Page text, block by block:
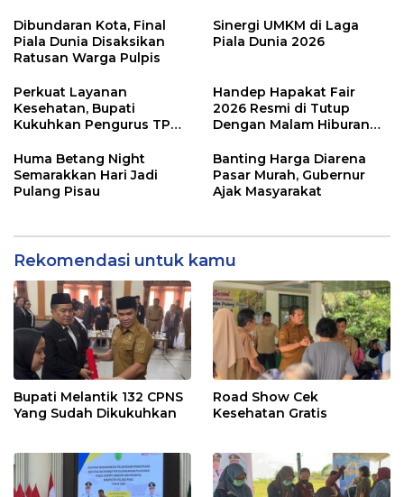
Dibundaran Kota, Final
Piala Dunia Disaksikan
Ratusan Warga Pulpis
Sinergi UMKM di Laga
Piala Dunia 2026
Perkuat Layanan
Kesehatan, Bupati
Kukuhkan Pengurus TP
Handep Hapakat Fair
2026 Resmi di Tutup
Dengan Malam Hiburan
Huma Betang Night
Semarakkan Hari Jadi
Pulang Pisau
Banting Harga Diarena
Pasar Murah, Gubernur
Ajak Masyarakat
Rekomendasi untuk kamu
Bupati Melantik 132 CPNS
Yang Sudah Dikukuhkan
Road Show Cek
Kesehatan Gratis